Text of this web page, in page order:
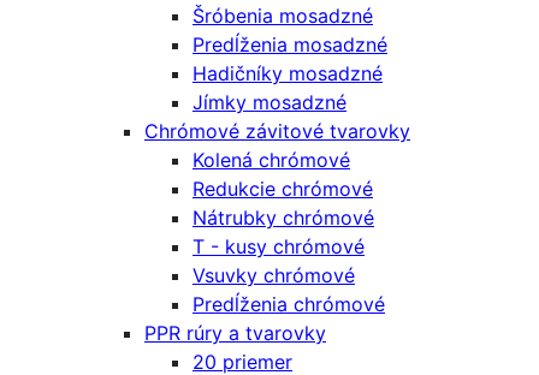
Šróbenia mosadzné
Predĺženia mosadzné
Hadičníky mosadzné
Jímky mosadzné
Chrómové závitové tvarovky
Kolená chrómové
Redukcie chrómové
Nátrubky chrómové
T - kusy chrómové
Vsuvky chrómové
Predĺženia chrómové
PPR rúry a tvarovky
20 priemer